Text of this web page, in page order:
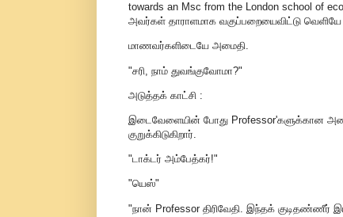
towards an Msc from the London school of
அவர்கள் தாராளமாக வகுப்பறையைவிட்டு
மாணவர்களிடையே அமைதி.
"சரி, நாம் துவங்குவோமா?"
அடுத்தக் காட்சி :
இடைவேளையின் போது Professor'களுக்கான
குறுக்கிடுகிறார்.
"டாக்டர் அம்பேத்கர்!"
"யெஸ்"
"நான் Professor திரிவேதி. இந்தக் குடிதண்ணீர்